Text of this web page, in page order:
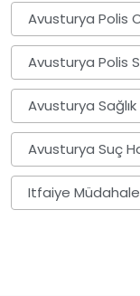
Avusturya Polis
Avusturya Polis
Avusturya
Avusturya Suç
Itfaiye